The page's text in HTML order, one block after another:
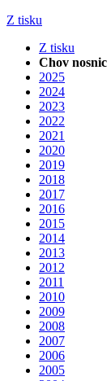
Z tisku
Z tisku
Chov nosnic
2025
2024
2023
2022
2021
2020
2019
2018
2017
2016
2015
2014
2013
2012
2011
2010
2009
2008
2007
2006
2005